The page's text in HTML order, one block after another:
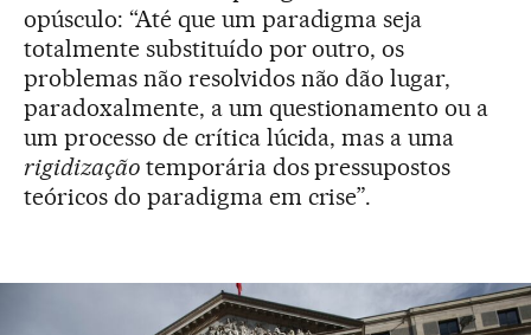
opúsculo: “Até que um paradigma seja
totalmente substituído por outro, os
problemas não resolvidos não dão lugar,
paradoxalmente, a um questionamento ou a
um processo de crítica lúcida, mas a uma
rigidizaçãotemporária dos pressupostos
teóricos do paradigma em crise”.